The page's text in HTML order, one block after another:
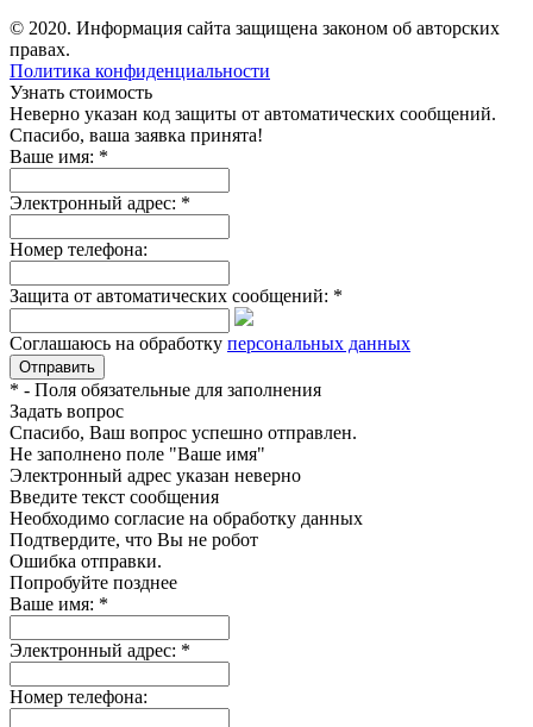
© 2020. Информация сайта защищена законом об авторских
правах.
Политика конфиденциальности
Узнать стоимость
Неверно указан код защиты от автоматических сообщений.
Спасибо, ваша заявка принята!
Ваше имя: *
Электронный адрес: *
Номер телефона:
Защита от автоматических сообщений: *
Соглашаюсь на обработку персональных данных
* - Поля обязательные для заполнения
Задать вопрос
Спасибо, Ваш вопрос успешно отправлен.
Не заполнено поле "Ваше имя"
Электронный адрес указан неверно
Введите текст сообщения
Необходимо согласие на обработку данных
Подтвердите, что Вы не робот
Ошибка отправки.
Попробуйте позднее
Ваше имя: *
Электронный адрес: *
Номер телефона: